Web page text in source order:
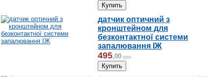
датчик оптичний з
кронштейном для
безконтактної системи
запалювання ІЖ
495,00 грн.